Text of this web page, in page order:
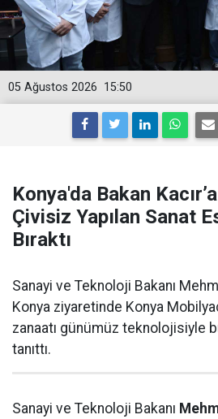
15:50
05 Ağustos 2026
Konya'da Bakan
Çivisiz Yapılan Sanat
Bıraktı
Sanayi ve Teknoloji Bakanı
Konya ziyaretinde Konya
zanaatı günümüz teknolojisiyle
tanıttı.
Sanayi ve Teknoloji Bakanı